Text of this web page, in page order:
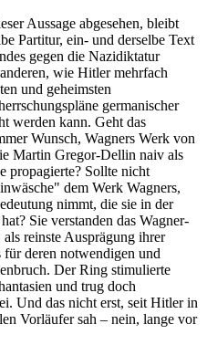
Aussage abgesehen, bleibt
Partitur, ein- und derselbe Text
gegen die Nazidiktatur
wie Hitler mehrfach
und geheimsten
germanischer
werden kann. Geht das
Wunsch, Wagners Werk von
Martin Gregor-Dellin naiv als
propagierte? Sollte nicht
dem Werk Wagners,
nimmt, die sie in der
Sie verstanden das Wagner-
reinste Ausprägung ihrer
deren notwendigen und
Der Ring stimulierte
und trug doch
Und das nicht erst, seit Hitler in
Vorläufer sah – nein, lange vor